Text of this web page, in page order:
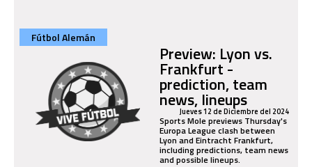
Fútbol Alemán
Preview: Lyon vs.
Frankfurt -
prediction, team
news, lineups
Jueves 12 de Diciembre del 2024
Sports Mole previews Thursday's
Europa League clash between
Lyon and Eintracht Frankfurt,
including predictions, team news
and possible lineups.